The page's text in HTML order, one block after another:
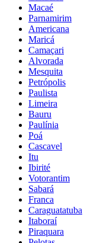
Macaé
Parnamirim
Americana
Maricá
Camaçari
Alvorada
Mesquita
Petrópolis
Paulista
Limeira
Bauru
Paulínia
Poá
Cascavel
Itu
Ibirité
Votorantim
Sabará
Franca
Caraguatatuba
Itaboraí
Piraquara